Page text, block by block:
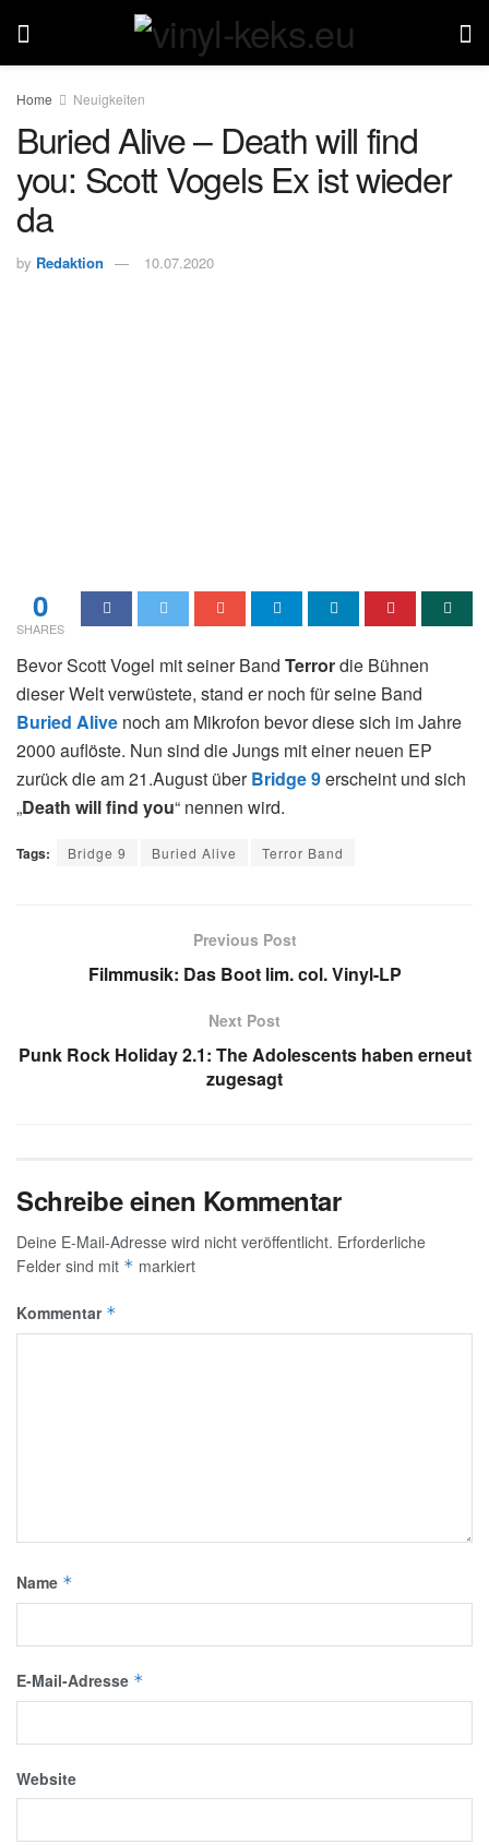
Home Neuigkeiten
Buried Alive – Death will find
you: Scott Vogels Ex ist wieder
da
by Redaktion 10.07.2020
0
SHARES
Bevor Scott Vogel mit seiner Band Terrordie Bühnen
dieser Welt verwüstete, stand er noch für seine Band
Buried Alive noch am Mikrofon bevor diese sich im Jahre
2000 auflöste. Nun sind die Jungs mit einer neuen EP
zurück die am 21.August überBridge 9erscheint und sich
„Death will find you“ nennen wird.
Tags: Bridge 9 Buried Alive Terror Band
Previous Post
Filmmusik: Das Boot lim. col. Vinyl-LP
Next Post
Punk Rock Holiday 2.1: The Adolescents haben erneut
zugesagt
Schreibe einen Kommentar
Deine E-Mail-Adresse wird nicht veröffentlicht. Erforderliche
Felder sind mit * markiert
Kommentar *
Name *
E-Mail-Adresse *
Website